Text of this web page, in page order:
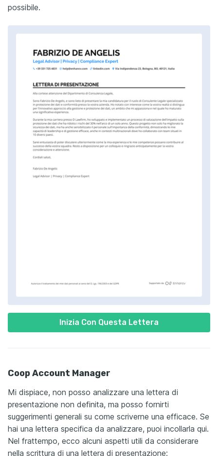
Inizia Con Questa Lettera
possibile.
Coop Account Manager
Mi dispiace, non posso analizzare una lettera di
presentazione non definita, ma posso fornirti
suggerimenti generali su come scriverne una efficace. Se
hai una lettera specifica da analizzare, puoi incollarla qui.
Nel frattempo, ecco alcuni aspetti utili da considerare
nella scrittura di una lettera di presentazione: